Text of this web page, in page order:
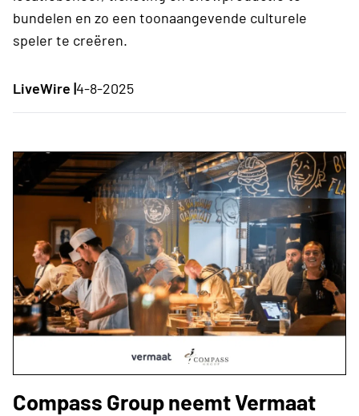
bundelen en zo een toonaangevende culturele
speler te creëren.
LiveWire |4-8-2025
Compass Group neemt Vermaat